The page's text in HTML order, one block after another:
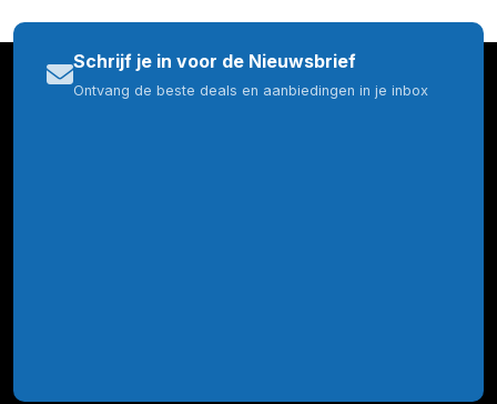
Schrijf je in voor de Nieuwsbrief
Ontvang de beste deals en aanbiedingen in je inbox